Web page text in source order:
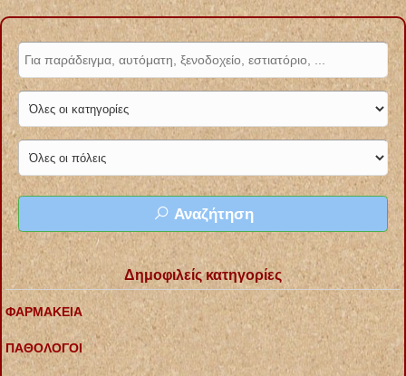
Αναζήτηση
Δημοφιλείς κατηγορίες
ΦΑΡΜΑΚΕΙΑ
ΠΑΘΟΛΟΓΟΙ